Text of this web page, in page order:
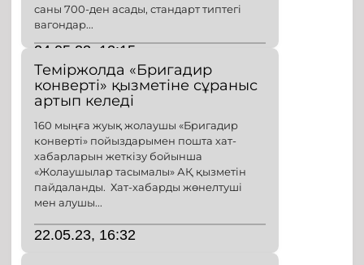
саны 700-ден асады, стандарт типтегі
вагондар...
24.05.23, 12:15
Теміржолда «Бригадир
конверті» қызметіне сұраныс
артып келеді
160 мыңға жуық жолаушы «Бригадир
конверті» пойыздарымен пошта хат-
хабарларын жеткізу бойынша
«Жолаушылар тасымалы» АҚ қызметін
пайдаланды. Хат-хабарды жөнелтуші
мен алушы...
22.05.23, 16:32